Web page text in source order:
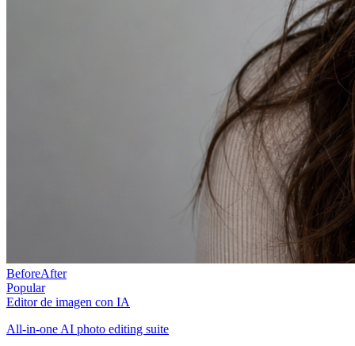
BeforeAfter
Popular
Editor de imagen con IA
All-in-one AI photo editing suite